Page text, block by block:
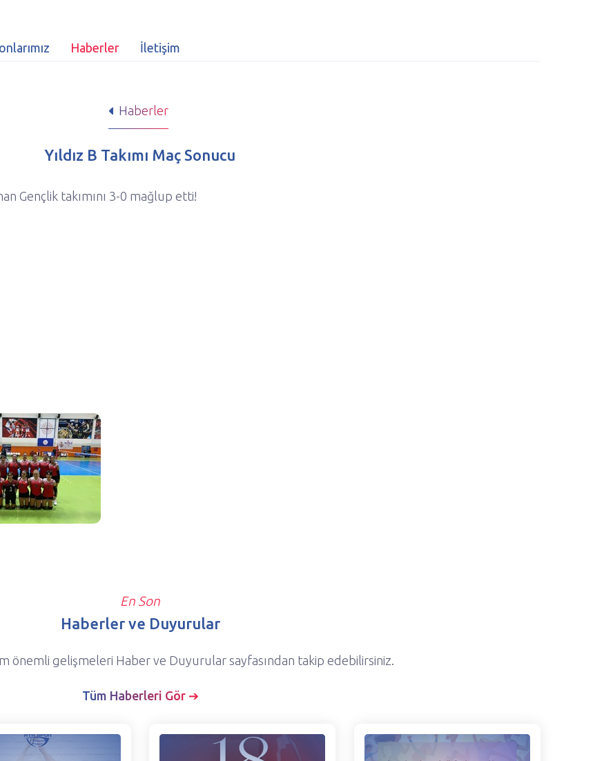
Haberler İletişim
Haberler
Yıldız B Takımı Maç Sonucu
Gençlik takımını 3-0 mağlup etti!
En Son
Haberler ve Duyurular
önemli gelişmeleri Haber ve Duyurular sayfasından takip edebilirsiniz.
Tüm Haberleri Gör ➔